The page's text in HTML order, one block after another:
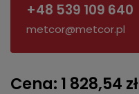
+48 539 109 640
metcor@metcor.pl
Cena: 1 828,54 zł